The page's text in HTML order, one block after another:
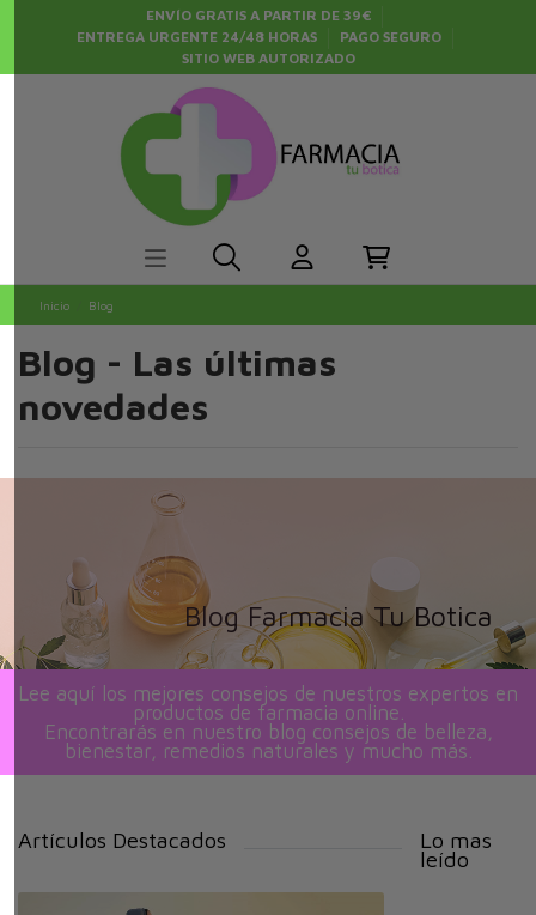
ENVÍO GRATIS A PARTIR DE 39€
ENTREGA URGENTE 24/48 HORAS
PAGO SEGURO
SITIO WEB AUTORIZADO
Inicio Blog
Blog - Las últimas
novedades
Blog Farmacia Tu Botica
Lee aquí los mejores consejos de nuestros expertos en
productos de farmacia online.
Encontrarás en nuestro blog consejos de belleza,
bienestar, remedios naturales y mucho más.
Artículos Destacados Lo mas
leído